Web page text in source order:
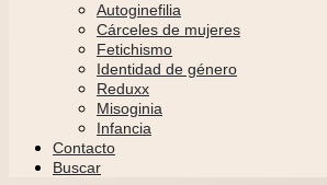
Autoginefilia
Cárceles de mujeres
Fetichismo
Identidad de género
Reduxx
Misoginia
Infancia
Contacto
Buscar